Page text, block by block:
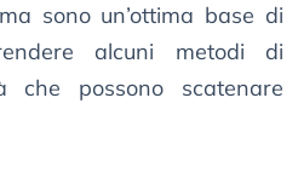
sono un’ottima base di
alcuni metodi di
che possono scatenare